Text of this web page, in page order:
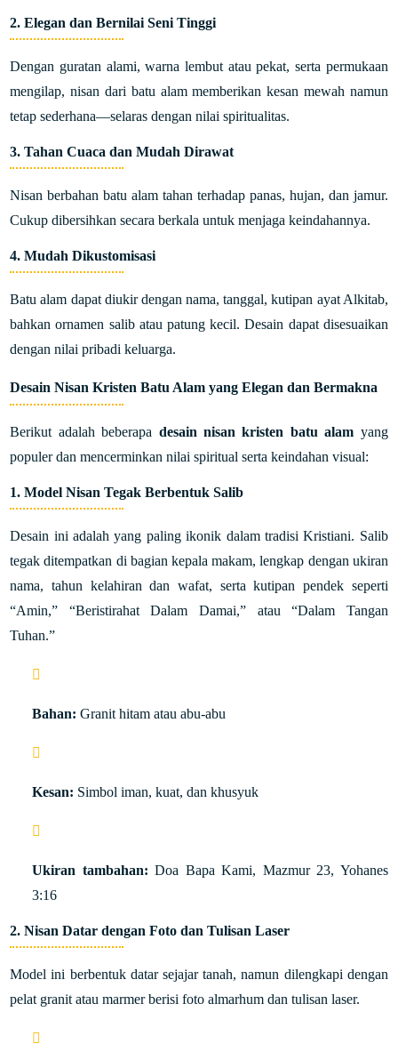
2.Elegan dan Bernilai Seni Tinggi
Dengan guratan alami, warna lembut atau pekat, serta permukaan
mengilap, nisan dari batu alam memberikan kesan mewah namun
tetap sederhana—selaras dengan nilai spiritualitas.
3.Tahan Cuaca dan Mudah Dirawat
Nisan berbahan batu alam tahan terhadap panas, hujan, dan jamur.
Cukup dibersihkan secara berkala untuk menjaga keindahannya.
4.Mudah Dikustomisasi
Batu alam dapat diukir dengan nama, tanggal, kutipan ayat Alkitab,
bahkan ornamen salib atau patung kecil. Desain dapat disesuaikan
dengan nilai pribadi keluarga.
Desain Nisan Kristen Batu Alam yang Elegan dan Bermakna
Berikut adalah beberapa desain nisan kristen batu alam yang
populer dan mencerminkan nilai spiritual serta keindahan visual:
1.Model Nisan Tegak Berbentuk Salib
Desain ini adalah yang paling ikonik dalam tradisi Kristiani. Salib
tegak ditempatkan di bagian kepala makam, lengkap dengan ukiran
nama, tahun kelahiran dan wafat, serta kutipan pendek seperti
“Amin,” “Beristirahat Dalam Damai,” atau “Dalam Tangan
Tuhan.”
Bahan: Granit hitam atau abu-abu
Kesan: Simbol iman, kuat, dan khusyuk
Ukiran tambahan: Doa Bapa Kami, Mazmur 23, Yohanes
3:16
2.Nisan Datar dengan Foto dan Tulisan Laser
Model ini berbentuk datar sejajar tanah, namun dilengkapi dengan
pelat granit atau marmer berisi foto almarhum dan tulisan laser.